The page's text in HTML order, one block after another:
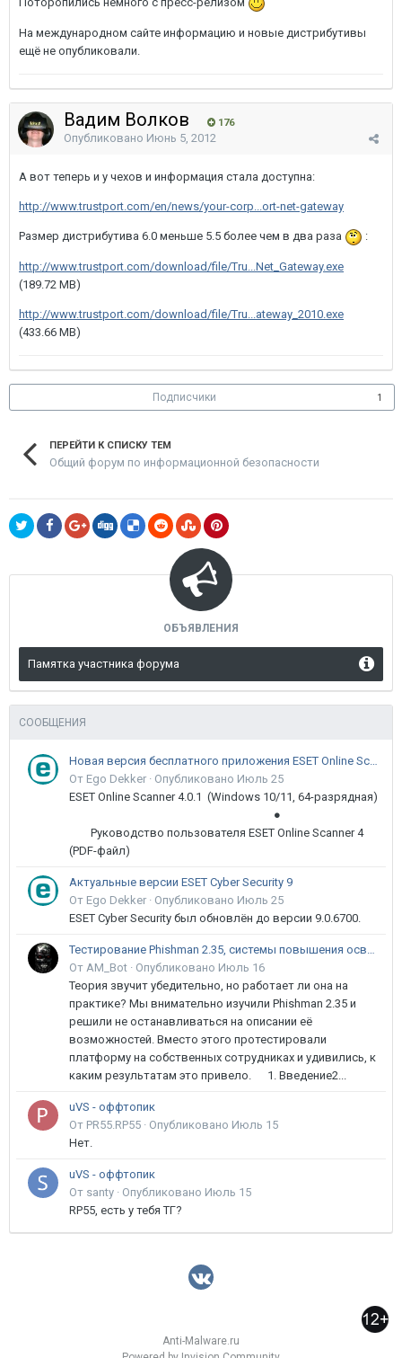
На международном сайте информацию и новые дистрибутивы
ещё не опубликовали.
Вадим Волков 176
Опубликовано Июнь 5, 2012
А вот теперь и у чехов и информация стала доступна:
http://www.trustport.com/en/news/your-corp...ort-net-gateway
Размер дистрибутива 6.0 меньше 5.5 более чем в два раза :
http://www.trustport.com/download/file/Tru...Net_Gateway.exe
(189.72 MB)
http://www.trustport.com/download/file/Tru...ateway_2010.exe
(433.66 MB)
Подписчики 1
ПЕРЕЙТИ К СПИСКУ ТЕМ
Общий форум по информационной безопасности
ОБЪЯВЛЕНИЯ
Памятка участника форума
СООБЩЕНИЯ
Новая версия бесплатного приложения ESET Online Scanner доступна пользователям
От Ego Dekker · Опубликовано Июль 25
ESET Online Scanner 4.0.1 (Windows 10/11, 64-разрядная)
●
Руководство пользователя ESET Online Scanner 4
(PDF-файл)
Актуальные версии ESET Cyber Security 9
От Ego Dekker · Опубликовано Июль 25
ESET Cyber Security был обновлён до версии 9.0.6700.
Тестирование Phishman 2.35, системы повышения осведомлённости пользователей в сфере ИБ
От AM_Bot · Опубликовано Июль 16
Теория звучит убедительно, но работает ли она на
практике? Мы внимательно изучили Phishman 2.35 и
решили не останавливаться на описании её
возможностей. Вместо этого протестировали
платформу на собственных сотрудниках и удивились, к
каким результатам это привело. 1. Введение2...
uVS - оффтопик
От PR55.RP55 · Опубликовано Июль 15
Нет.
uVS - оффтопик
От santy · Опубликовано Июль 15
RP55, есть у тебя ТГ?
Anti-Malware.ru